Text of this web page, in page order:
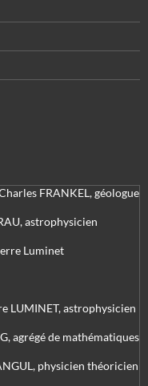
FRANKEL, géologue
astrophysicien
Luminet
LUMINET, astrophysicien
agrégé de mathématiques
physicien théoricien